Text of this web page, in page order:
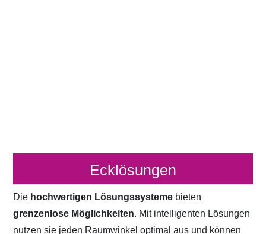
Ecklösungen
Die hochwertigen Lösungssysteme bieten
grenzenlose Möglichkeiten. Mit intelligenten Lösungen
nutzen sie jeden Raumwinkel optimal aus und können